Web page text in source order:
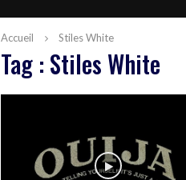
Accueil Stiles White
Tag : Stiles White